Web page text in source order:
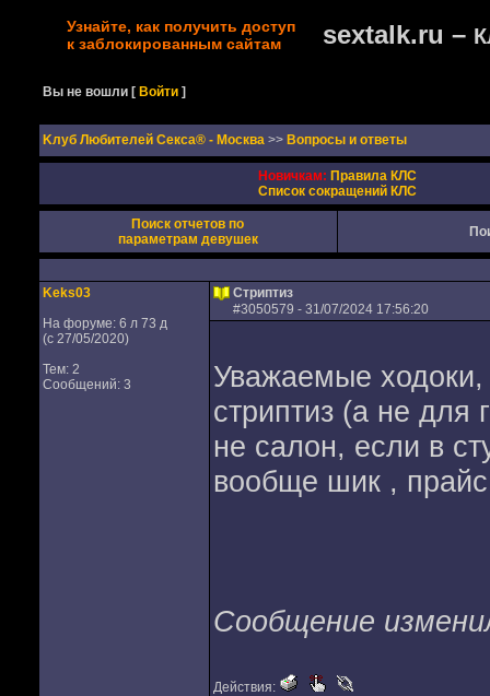
Узнайте, как получить доступ
к заблокированным сайтам
sextalk.ru –
Вы не вошли [Войти ]
Kлуб Любителей Секса® - Москва >> Вопросы и ответы
Новичкам: Правила КЛС
Список сокращений КЛС
Поиск отчетов по
параметрам девушек
Keks03
На форуме: 6 л 73 д
(с 27/05/2020)
Тем: 2
Сообщений: 3
Стриптиз
#3050579 - 31/07/2024 17:56:20
Уважаемые
стриптиз (а не для
не салон, если в
вообще шик ,
Сообщение
Действия: